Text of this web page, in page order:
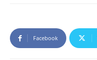
Facebook